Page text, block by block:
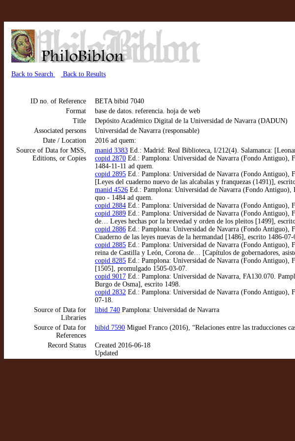
Back to Search Back to Results
ID no. of Reference
BETA bibid 7040
Format
base de datos. referencia. hoja de web
Title
Depósito Académico Digital de la Universidad de Navarra (DADUN)
Associated persons
Universidad de Navarra (responsable)
Date / Location
2016 ad quem:
Source of Data for MSS,
Editions, or Copies
manid 3383 Ed.: Madrid: Real Biblioteca, I/212(4). Salamanca:
copid 2870 Ed.: Pamplona: Universidad de Navarra (Fondo Antiguo),
1484-11-11 ad quem.
copid 2895 Ed.: Pamplona: Universidad de Navarra (Fondo Antiguo),
[Leyes del cuaderno nuevo de las alcabalas y franquezas (1491)],
manid 4526 Ed.: Pamplona: Universidad de Navarra (Fondo
quo - 1484 ad quem.
copid 2884 Ed.: Pamplona: Universidad de Navarra (Fondo Antiguo),
copid 2889 Ed.: Pamplona: Universidad de Navarra (Fondo
de… Leyes hechas por la brevedad y orden de los pleitos [1499],
copid 2886 Ed.: Pamplona: Universidad de Navarra (Fondo Antiguo),
Cuaderno de las leyes nuevas de la hermandad [1486], escrito 1486-07-
copid 2885 Ed.: Pamplona: Universidad de Navarra (Fondo Antiguo),
reina de Castilla y León, Corona de… [Capítulos de gobernadores,
copid 8285 Ed.: Pamplona: Universidad de Navarra (Fondo Antiguo),
[1505], promulgado 1505-03-07.
copid 9017 Ed.: Pamplona: Universidad de Navarra, FA130.070.
Burgo de Osma], escrito 1498.
copid 2832 Ed.: Pamplona: Universidad de Navarra (Fondo Antiguo),
07-18.
Source of Data for
Libraries
libid 740 Pamplona: Universidad de Navarra
Source of Data for
References
bibid 7590 Miguel Franco (2016), “Relaciones entre las traducciones
Record Status
Created 2016-06-18
Updated